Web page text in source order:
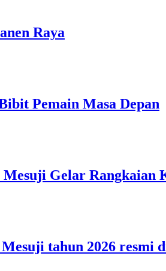
Raya
Pemain Masa Depan
Gelar Rangkaian
tahun 2026 resmi